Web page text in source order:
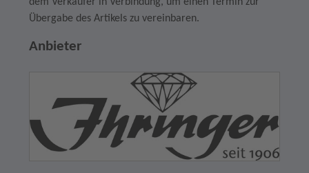
Übergabe des Artikels zu vereinbaren.
Anbieter